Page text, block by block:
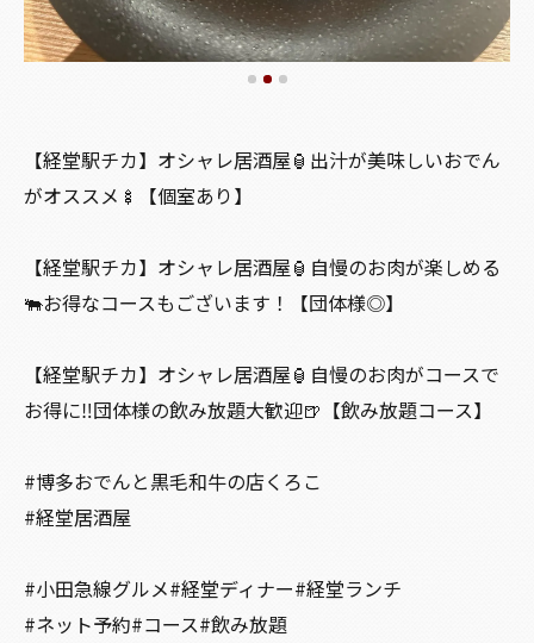
【経堂駅チカ】オシャレ居酒屋🏮出汁が美味しいおでん
がオススメ🍢【個室あり】
【経堂駅チカ】オシャレ居酒屋🏮自慢のお肉が楽しめる
🐃お得なコースもございます！【団体様◎】
【経堂駅チカ】オシャレ居酒屋🏮自慢のお肉がコースで
お得に‼️団体様の飲み放題大歓迎🍺【飲み放題コース】
#博多おでんと黒毛和牛の店くろこ
#経堂居酒屋
#小田急線グルメ#経堂ディナー#経堂ランチ
#ネット予約#コース#飲み放題